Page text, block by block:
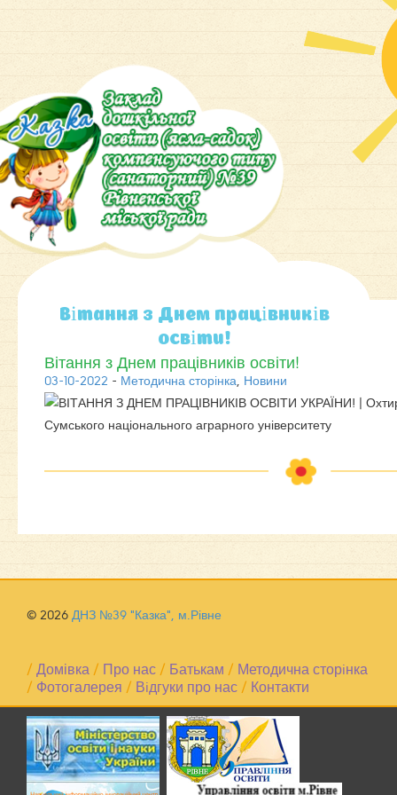
Вітання з Днем працівників
освіти!
Вітання з Днем працівників освіти!
03-10-2022 - Методична сторiнка, Новини
© 2026 ДНЗ №39 "Казка", м.Рівне
/ Домівка / Про нас / Батькам / Методична сторiнка
/ Фотогалерея / Вiдгуки про нас / Контакти